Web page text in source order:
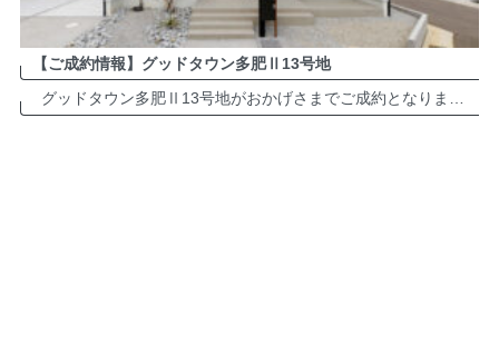
【ご成約情報】グッドタウン多肥Ⅱ13号地